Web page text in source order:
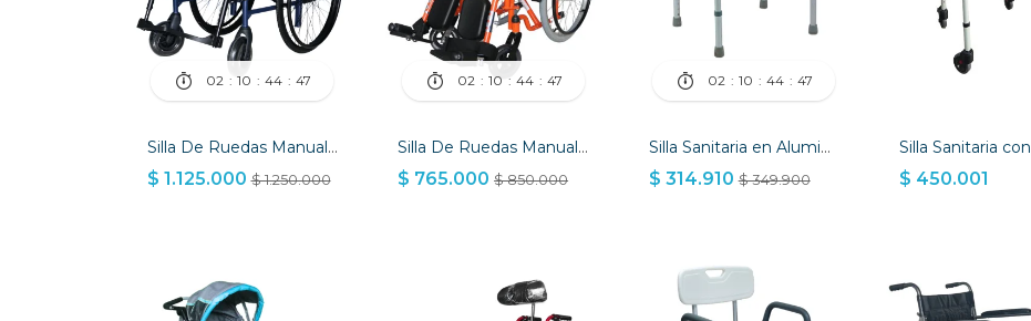
02 10 44 46
Silla De Ruedas Manual Veltrix
$ 1.125.000$ 1.250.000
02 10 44 46
Silla De Ruedas Manual Pediatrica Azel
$ 765.000$ 850.000
02 10 44 46
Silla Sanitaria en Aluminio
$ 314.910$ 349.900 $ 450.001